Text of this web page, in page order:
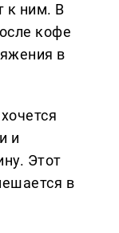
к ним. В
кофе
в
и
Этот
в